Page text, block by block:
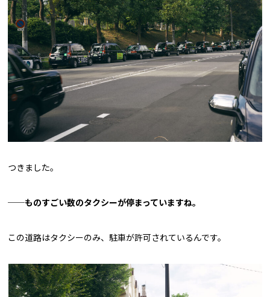
つきました。
──ものすごい数のタクシーが停まっていますね。
この道路はタクシーのみ、駐車が許可されているんです。